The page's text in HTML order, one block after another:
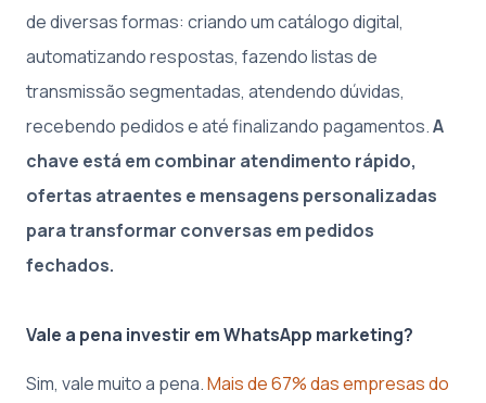
de diversas formas: criando um catálogo digital,
automatizando respostas, fazendo listas de
transmissão segmentadas, atendendo dúvidas,
recebendo pedidos e até finalizando pagamentos.A
chave está em combinar atendimento rápido,
ofertas atraentes e mensagens personalizadas
para transformar conversas em pedidos
fechados.
Vale a pena investir em WhatsApp marketing?
Sim, vale muito a pena.Mais de 67% das empresas do